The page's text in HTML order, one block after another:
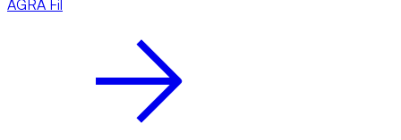
AGRA Fil